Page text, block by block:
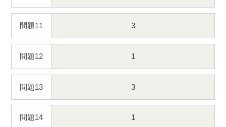
問題11 3
問題12 1
問題13 3
問題14 1